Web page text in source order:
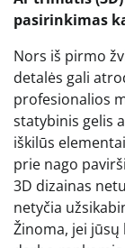
pasirinkimas
Nors iš pirmo
detalės gali
profesionalios
statybinis gelis
iškilūs
prie nago
3D dizainas
netyčia
Žinoma, jei